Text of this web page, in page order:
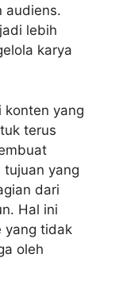
audiens.
lebih
karya
konten yang
terus
yang
dari
Hal ini
yang tidak
oleh